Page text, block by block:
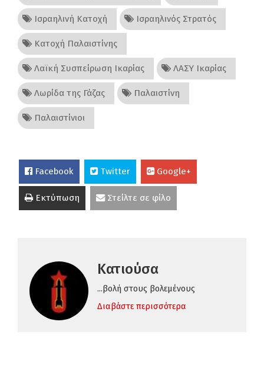
Ισραηλινή Κατοχή Ισραηλινός Στρατός
Κατοχή Παλαιστίνης
Λαϊκή Συσπείρωση Ικαρίας ΛΑΣΥ Ικαρίας
Λωρίδα της Γάζας Παλαιστίνη
Παλαιστίνιοι
Facebook Twitter Google+
Εκτύπωση Στείλτε σε φίλο
Κατιούσα
...βολή στους βολεμένους
Διαβάστε περισσότερα